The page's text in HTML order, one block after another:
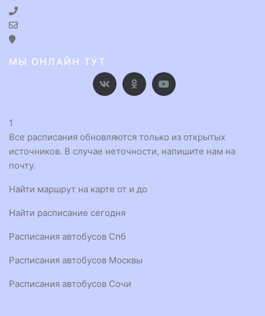
МЫ ОНЛАЙН ТУТ
1
Все расписания обновляются только из открытых
источников. В случае неточности, напишите нам на
почту.
Найти маршрут на карте от и до
Найти расписание сегодня
Расписания автобусов Спб
Расписания автобусов Москвы
Расписания автобусов Сочи